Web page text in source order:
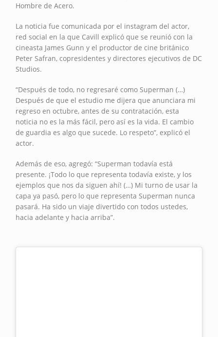
Hombre de Acero.
La noticia fue comunicada por el instagram del actor,
red social en la que Cavill explicó que se reunió con la
cineasta James Gunn y el productor de cine británico
Peter Safran, copresidentes y directores ejecutivos de DC
Studios.
“Después de todo, no regresaré como Superman (…)
Después de que el estudio me dijera que anunciara mi
regreso en octubre, antes de su contratación, esta
noticia no es la más fácil, pero así es la vida. El cambio
de guardia es algo que sucede. Lo respeto”, explicó el
actor.
Además de eso, agregó: “Superman todavía está
presente. ¡Todo lo que representa todavía existe, y los
ejemplos que nos da siguen ahí! (…) Mi turno de usar la
capa ya pasó, pero lo que representa Superman nunca
pasará. Ha sido un viaje divertido con todos ustedes,
hacia adelante y hacia arriba”.